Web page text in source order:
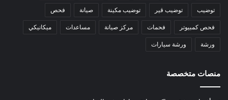
توضيب توضيب قير توضيب مكينة صيانة فحص
فحص كمبيوتر فحمات مركز صيانة مساعدات ميكانيكي
ورشة ورشة سيارات
منصات متخصصة